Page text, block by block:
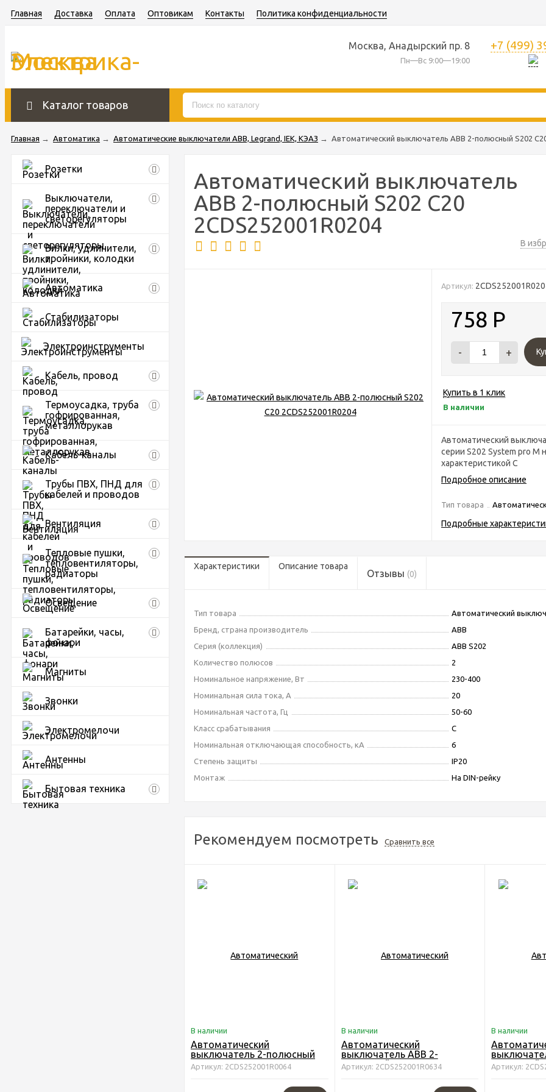
Главная Доставка Оплата Оптовикам Контакты Политика конфиденциальности
Москва, Анадырский пр. 8
Пн—Вс 9:00—19:00
+7 (499)
Каталог товаров
Главная → Автоматика → Автоматические выключатели ABB, Legrand, IEK, КЭАЗ → Автоматический выключатель ABB 2-полюсный S202
Розетки
Выключатели,
переключатели и
светорегуляторы
Вилки, удлинители,
тройники, колодки
Автоматика
Стабилизаторы
Электроинструменты
Кабель, провод
Термоусадка, труба
гофрированная,
металлорукав
Кабель-каналы
Трубы ПВХ, ПНД для
кабелей и проводов
Вентиляция
Тепловые пушки,
тепловентиляторы,
радиаторы
Освещение
Батарейки, часы,
фонари
Магниты
Звонки
Электромелочи
Антенны
Бытовая техника
Автоматический выключатель
ABB 2-полюсный S202 C20
2CDS252001R0204
В
Артикул:
758 Р
- +
Купить в 1 клик
В наличии
Автоматический
серии S202 System pro M
характеристикой C
Подробное описание
Тип товара
Подробные
Характеристики Описание товара
Отзывы (0)
Тип товара
Автоматический
Бренд, страна производитель
ABB
Серия (коллекция)
ABB S202
Количество полюсов
2
Номинальное напряжение, Вт
230-400
Номинальная сила тока, А
20
Номинальная частота, Гц
50-60
Класс срабатывания
C
Номинальная отключающая способность, кА
6
Степень защиты
IP20
Монтаж
На DIN-рейку
Рекомендуем посмотреть Сравнить все
В наличии
Автоматический
выключатель 2-полюсный
ABB S202 C6
2CDS252001R0064
Артикул: 2CDS252001R0064
В наличии
Автоматический
выключатель ABB 2-
полюсный S202 C63
2CDS252001R0634
Артикул: 2CDS252001R0634
В наличии
полюсный
Артикул: